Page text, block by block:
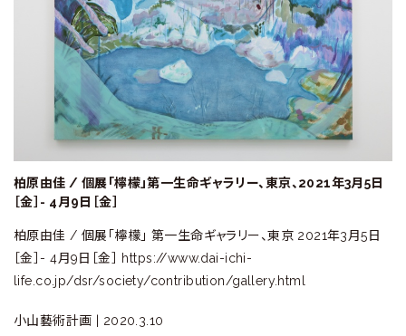
柏原由佳 / 個展「檸檬」第一生命ギャラリー、東京、2021年3月5日
［金］- 4月9日［金］
柏原由佳 / 個展「檸檬」 第一生命ギャラリー、東京 2021年3月5日
［金］- 4月9日［金］ https://www.dai-ichi-
life.co.jp/dsr/society/contribution/gallery.html
小山藝術計画 | 2020.3.10